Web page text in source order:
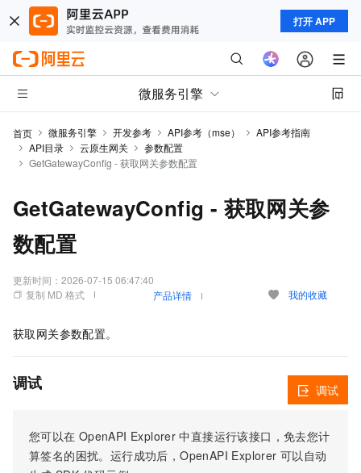
打开 APP
微服务引擎
首页 微服务引擎 开发参考 API参考（mse）
API参考指南
API目录
云原生网关
参数配置
GetGatewayConfig - 获取网关参数配置
GetGatewayConfig - 获取网关参
数配置
更新时间： 2026-07-15 06:47:40
复制 MD 格式
产品详情 我的收藏
获取网关参数配置。
调试
您可以在 OpenAPI Explorer 中直接运行该接口，免去您计
算签名的困扰。运行成功后，OpenAPI Explorer 可以自动
调试